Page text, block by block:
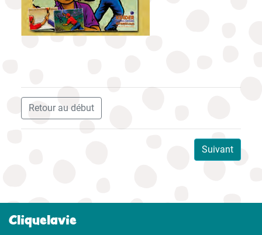
Retour au début
Suivant
Cliquelavie